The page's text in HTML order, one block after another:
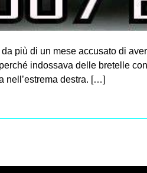
più di un mese accusato di
indossava delle bretelle
nell’estrema destra. […]